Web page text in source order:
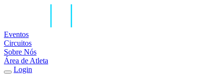
Eventos
Circuitos
Sobre Nós
Área de Atleta
Login